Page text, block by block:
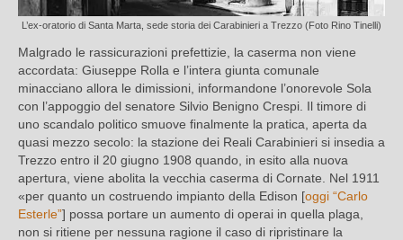
L’ex-oratorio di Santa Marta, sede storia dei Carabinieri a Trezzo (Foto Rino Tinelli)
Malgrado le rassicurazioni prefettizie, la caserma non viene
accordata: Giuseppe Rolla e l’intera giunta comunale
minacciano allora le dimissioni, informandone l’onorevole Sola
con l’appoggio del senatore Silvio Benigno Crespi. Il timore di
uno scandalo politico smuove finalmente la pratica, aperta da
quasi mezzo secolo: la stazione dei Reali Carabinieri si insedia a
Trezzo entro il 20 giugno 1908 quando, in esito alla nuova
apertura, viene abolita la vecchia caserma di Cornate. Nel 1911
«per quanto un costruendo impianto della Edison [oggi “Carlo
Esterle”] possa portare un aumento di operai in quella plaga,
non si ritiene per nessuna ragione il caso di ripristinare la